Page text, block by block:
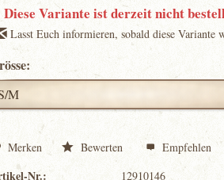
Diese Variante ist derzeit nicht
Lasst Euch informieren, sobald diese Variante
Merken Bewerten Empfehlen
Nr.: 12910146